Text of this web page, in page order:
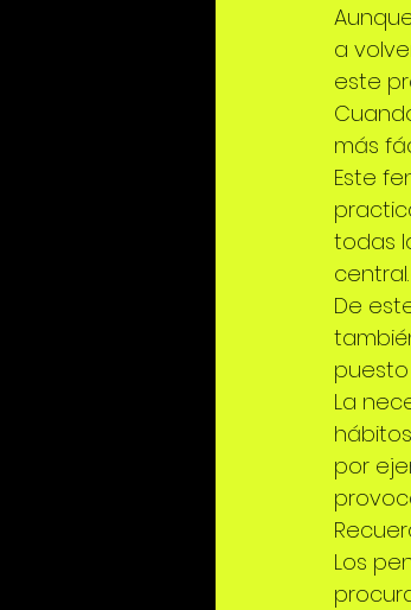
a
este
más
Este
todas
central.
De
La
por
Los